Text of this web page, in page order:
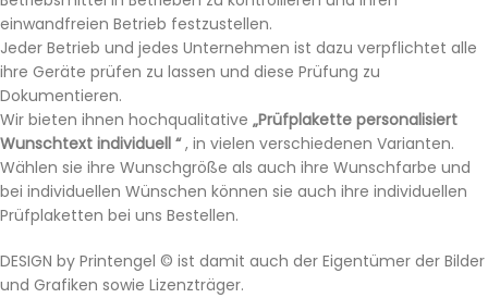
einwandfreien Betrieb festzustellen.
Jeder Betrieb und jedes Unternehmen ist dazu verpflichtet alle
ihre Geräte prüfen zu lassen und diese Prüfung zu
Dokumentieren.
Wir bieten ihnen hochqualitative „Prüfplakette personalisiert
Wunschtext individuell “, in vielen verschiedenen Varianten.
Wählen sie ihre Wunschgröße als auch ihre Wunschfarbe und
bei individuellen Wünschen können sie auch ihre individuellen
Prüfplaketten bei uns Bestellen.
DESIGN by Printengel © ist damit auch der Eigentümer der Bilder
und Grafiken sowie Lizenzträger.